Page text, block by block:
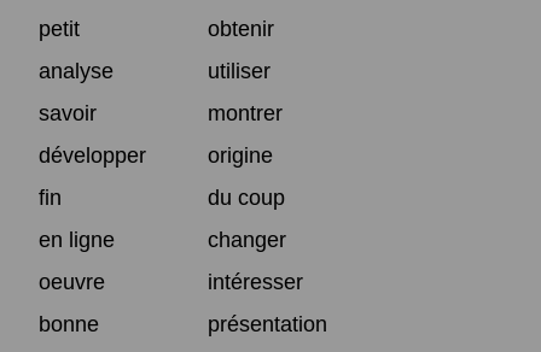
petit
obtenir
analyse
utiliser
savoir
montrer
développer
origine
fin
du coup
en ligne
changer
oeuvre
intéresser
bonne
présentation